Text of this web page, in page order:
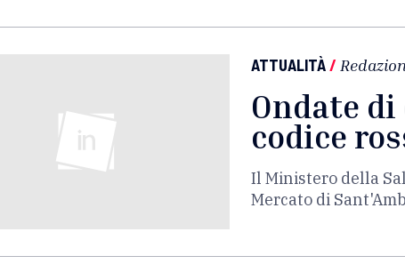
ATTUALITÀ/
Ondate di
codice
Il Ministero della
Mercato di